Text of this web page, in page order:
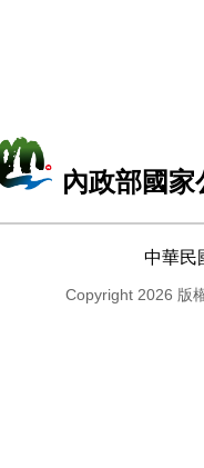
內政部國
中華民
Copyright 2026 版